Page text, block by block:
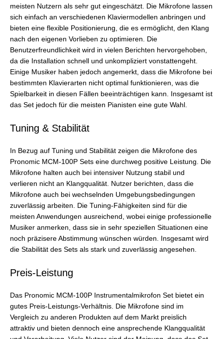
meisten Nutzern als sehr gut eingeschätzt. Die Mikrofone lassen
sich einfach an verschiedenen Klaviermodellen anbringen und
bieten eine flexible Positionierung, die es ermöglicht, den Klang
nach den eigenen Vorlieben zu optimieren. Die
Benutzerfreundlichkeit wird in vielen Berichten hervorgehoben,
da die Installation schnell und unkompliziert vonstattengeht.
Einige Musiker haben jedoch angemerkt, dass die Mikrofone bei
bestimmten Klavierarten nicht optimal funktionieren, was die
Spielbarkeit in diesen Fällen beeinträchtigen kann. Insgesamt ist
das Set jedoch für die meisten Pianisten eine gute Wahl.
Tuning & Stabilität
In Bezug auf Tuning und Stabilität zeigen die Mikrofone des
Pronomic MCM-100P Sets eine durchweg positive Leistung. Die
Mikrofone halten auch bei intensiver Nutzung stabil und
verlieren nicht an Klangqualität. Nutzer berichten, dass die
Mikrofone auch bei wechselnden Umgebungsbedingungen
zuverlässig arbeiten. Die Tuning-Fähigkeiten sind für die
meisten Anwendungen ausreichend, wobei einige professionelle
Musiker anmerken, dass sie in sehr speziellen Situationen eine
noch präzisere Abstimmung wünschen würden. Insgesamt wird
die Stabilität des Sets als stark und zuverlässig angesehen.
Preis-Leistung
Das Pronomic MCM-100P Instrumentalmikrofon Set bietet ein
gutes Preis-Leistungs-Verhältnis. Die Mikrofone sind im
Vergleich zu anderen Produkten auf dem Markt preislich
attraktiv und bieten dennoch eine ansprechende Klangqualität